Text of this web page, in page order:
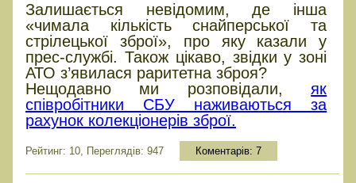
Залишається невідомим, де інша
«чимала кількість снайперської та
стрілецької зброї», про яку казали у
прес-службі. Також цікаво, звідки у зоні
АТО з’явилася раритетна зброя?
Нещодавно ми розповідали,як
співробітники СБУ наживаються за
рахунок колекціонерів зброї.
Рейтинг: 10, Переглядів: 947 Коментарів: 7